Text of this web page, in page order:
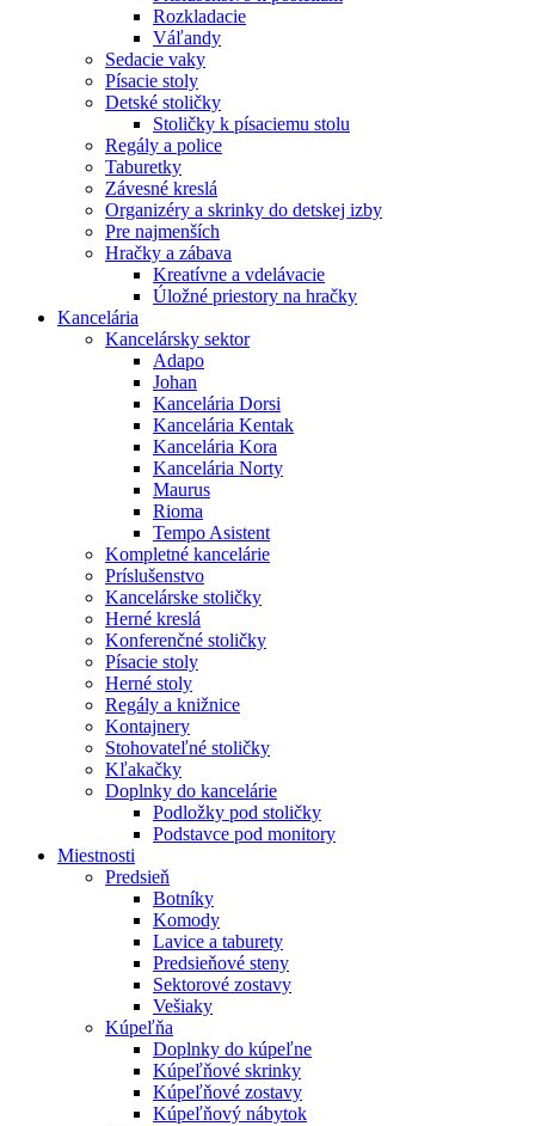
Rozkladacie
Váľandy
Sedacie vaky
Písacie stoly
Detské stoličky
Stoličky k písaciemu stolu
Regály a police
Taburetky
Závesné kreslá
Organizéry a skrinky do detskej izby
Pre najmenších
Hračky a zábava
Kreatívne a vdelávacie
Úložné priestory na hračky
Kancelária
Kancelársky sektor
Adapo
Johan
Kancelária Dorsi
Kancelária Kentak
Kancelária Kora
Kancelária Norty
Maurus
Rioma
Tempo Asistent
Kompletné kancelárie
Príslušenstvo
Kancelárske stoličky
Herné kreslá
Konferenčné stoličky
Písacie stoly
Herné stoly
Regály a knižnice
Kontajnery
Stohovateľné stoličky
Kľakačky
Doplnky do kancelárie
Podložky pod stoličky
Podstavce pod monitory
Miestnosti
Predsieň
Botníky
Komody
Lavice a taburety
Predsieňové steny
Sektorové zostavy
Vešiaky
Kúpeľňa
Doplnky do kúpeľne
Kúpeľňové skrinky
Kúpeľňové zostavy
Kúpeľňový nábytok